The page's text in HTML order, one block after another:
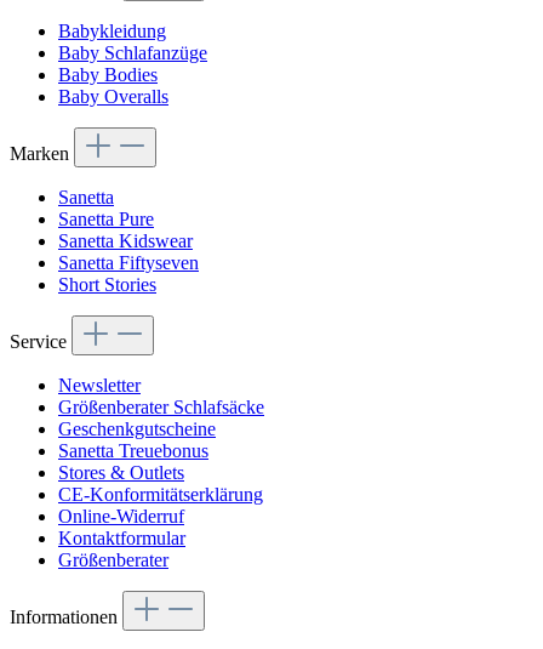
Babykleidung
Baby Schlafanzüge
Baby Bodies
Baby Overalls
Marken
Sanetta
Sanetta Pure
Sanetta Kidswear
Sanetta Fiftyseven
Short Stories
Service
Newsletter
Größenberater Schlafsäcke
Geschenkgutscheine
Sanetta Treuebonus
Stores & Outlets
CE-Konformitätserklärung
Online-Widerruf
Kontaktformular
Größenberater
Informationen